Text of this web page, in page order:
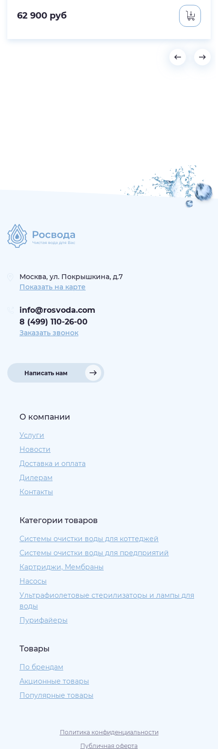
62 900 руб
Москва, ул. Покрышкина, д.7
Показать на карте
info@rosvoda.com
8 (499) 110-26-00
Заказать звонок
Написать нам
О компании
Услуги
Новости
Доставка и оплата
Дилерам
Контакты
Категории товаров
Системы очистки воды для коттеджей
Системы очистки воды для предприятий
Картриджи, Мембраны
Насосы
Ультрафиолетовые стерилизаторы и лампы для
воды
Пурифайеры
Товары
По брендам
Акционные товары
Популярные товары
Политика конфиденциальности
Публичная оферта